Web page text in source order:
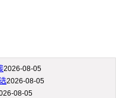
2026-08-05
2026-08-05
08-05